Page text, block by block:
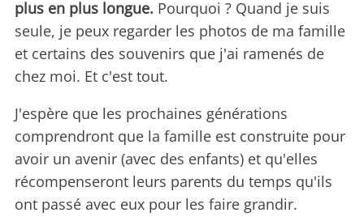
plus en plus longue. Pourquoi ? Quand je suis
seule, je peux regarder les photos de ma famille
et certains des souvenirs que j'ai ramenés de
chez moi. Et c'est tout.
J'espère que les prochaines générations
comprendront que la famille est construite pour
avoir un avenir (avec des enfants) et qu'elles
récompenseront leurs parents du temps qu'ils
ont passé avec eux pour les faire grandir.